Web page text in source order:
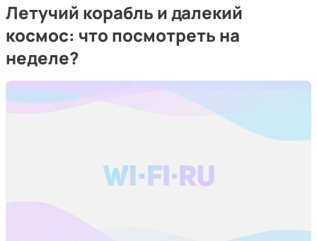
Летучий корабль и далекий
космос: что посмотреть на
неделе?